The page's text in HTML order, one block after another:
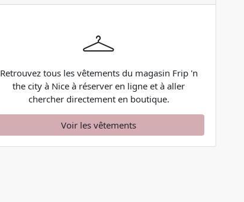
Retrouvez tous les vêtements du magasin Frip 'n
the city à Nice à réserver en ligne et à aller
chercher directement en boutique.
Voir les vêtements